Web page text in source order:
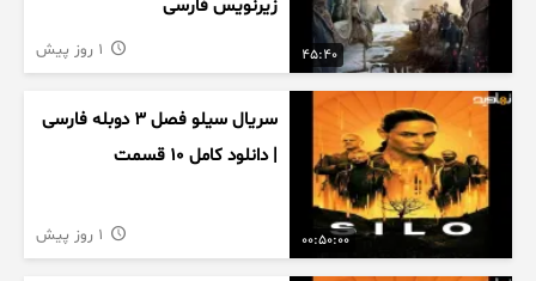
45:40
زیرنویس فارسی
00:50:00
سریال سیلو فصل ۳ دوبله فارسی
| دانلود کامل ۱۰ قسمت